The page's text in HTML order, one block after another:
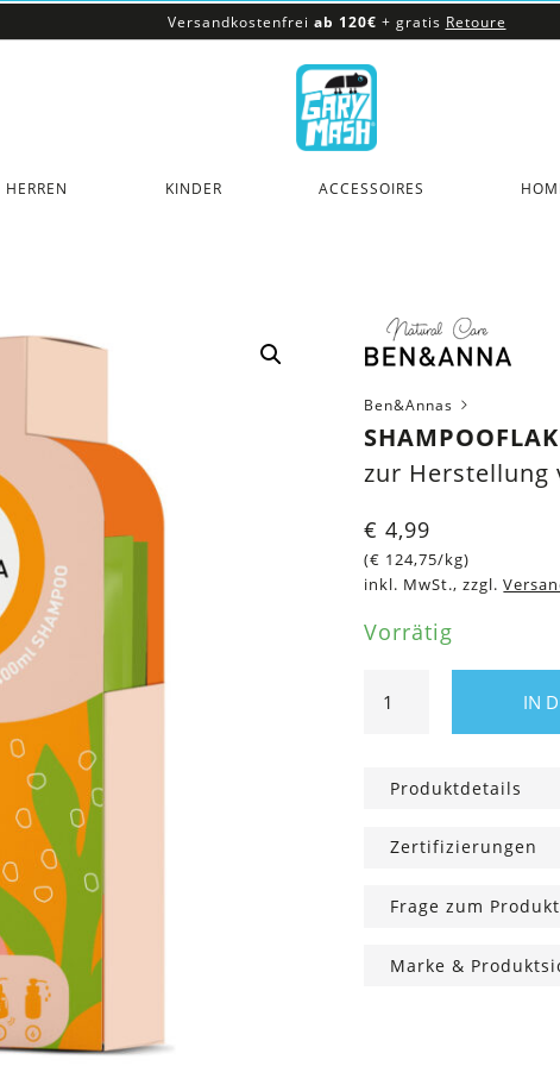
Versandkostenfrei ab 120€ + gratis Retoure
Versandkostenfreiab 120€
HERREN KINDER ACCESSOIRES
Ben&Annas
zur Herstellung
€ 4,99
(€ 124,75/kg)
inkl. MwSt., zzgl.
Vorrätig
Sanddorn,
Menge
IN
Produktdetails
Zertifizierungen
Frage zum Produkt
Marke &